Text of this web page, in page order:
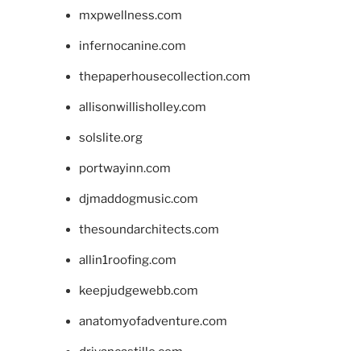
mxpwellness.com
infernocanine.com
thepaperhousecollection.com
allisonwillisholley.com
solslite.org
portwayinn.com
djmaddogmusic.com
thesoundarchitects.com
allin1roofing.com
keepjudgewebb.com
anatomyofadventure.com